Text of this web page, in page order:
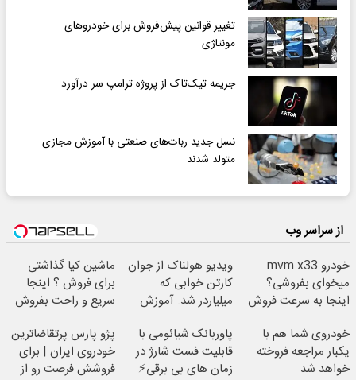
تغییر قوانین پیش‌فروش برای خودروهای
مونتاژی
جریمه تیک‌تاک از پروژه ترامپ سر درآورد
نسل جدید ربات‌های صنعتی با آموزش مجازی
متولد شدند
از سراسر وب
خودرو mvm x33
میخوای بفروشی؟
اینجا به سرعت فروش
ویدیو هولناک از جوان
کارتن خوابی که
میلیاردر شد. آموزش
ماشین کیا گذاشتی
برای فروش ؟ اینجا
سریع و راحت بفروش
خودروی شما هم با
یکبار مراجعه فروخته
خواهد شد
پاوربانک شیائومی با
قابلیت فست شارژ در
زمان های بی برقی⚡
پژو پارس پرتقاضاترین
خودروی ایران | برای
فروشش فرصت رو از